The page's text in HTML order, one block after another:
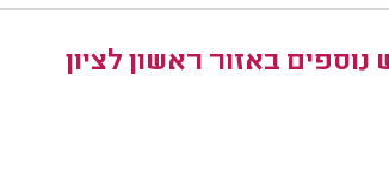
נוספים באזור ראשון לציון